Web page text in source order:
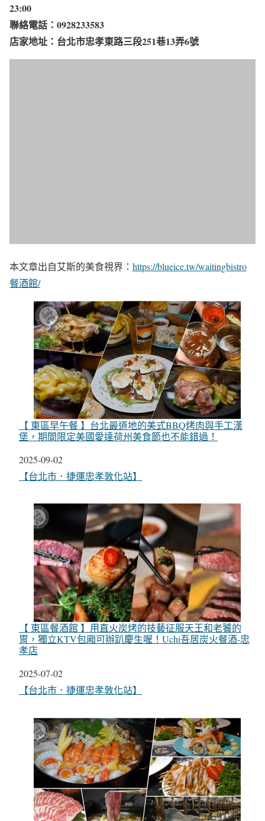
23:00
聯絡電話：0928233583
店家地址：台北市忠孝東路三段251巷13弄6號
本文章出自艾斯的美食視界： https://blueice.tw/waitingbistro
餐酒館/
【 東區早午餐 】台北最道地的美式BBQ烤肉與手工漢
堡，期間限定美國愛達荷州美食節也不能錯過！
日期
2025-09-02
關於
【台北市．捷運忠孝敦化站】
【 東區餐酒館 】用直火炭烤的技藝征服天王和老饕的
胃，獨立KTV包廂可辦趴慶生喔！Uchi吾居炭火餐酒-忠
孝店
日期
2025-07-02
關於
【台北市．捷運忠孝敦化站】